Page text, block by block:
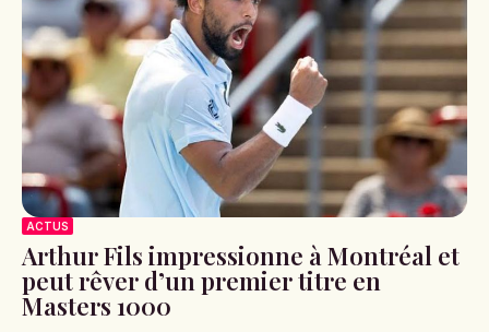
ACTUS
Arthur Fils impressionne à Montréal et
peut rêver d’un premier titre en
Masters 1000